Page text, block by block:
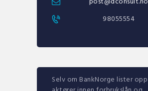
98055554
Selv om BankNorge lister opp